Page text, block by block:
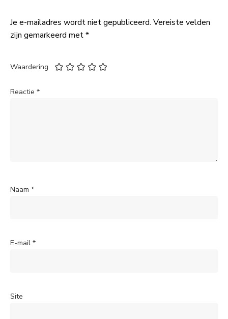
Je e-mailadres wordt niet gepubliceerd. Vereiste velden
zijn gemarkeerd met*
Waardering
Reactie *
Naam *
E-mail *
Site